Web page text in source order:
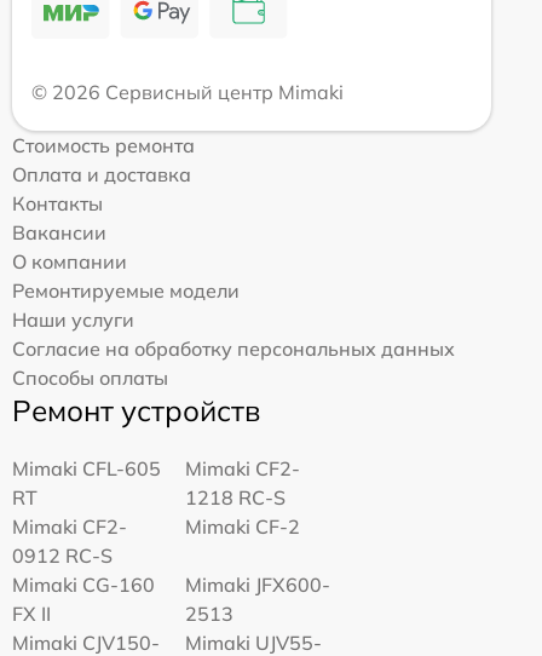
© 2026 Сервисный центр Mimaki
Стоимость ремонта
Оплата и доставка
Контакты
Вакансии
О компании
Ремонтируемые модели
Наши услуги
Согласие на обработку персональных данных
Способы оплаты
Ремонт устройств
Mimaki CFL-605
RT
Mimaki CF2-
1218 RC-S
Mimaki CF2-
0912 RC-S
Mimaki CF-2
Mimaki CG-160
FX II
Mimaki JFX600-
2513
Mimaki СJV150-
Mimaki UJV55-